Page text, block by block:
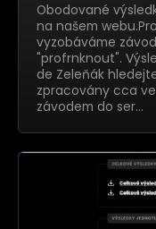
Obodované
na našem
vyzobáváme
"profrnknout".
de Zeleňák
zpracovány cca
závodem do ser…